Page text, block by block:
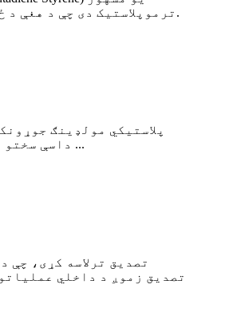
ترموپلاستیک دی چې د هغې د ځواک، سختۍ او مولډیبلیت لپاره کارول کیږي. مګر هر جوړونکی د لوړ ... رسولو لپاره سم وسایل، تجربه، یا معیارونه نلري.
داسې سختو غوښتنلیکونو کې، د کیفیت دوامداره ساتل یوازې مهم ندي - دا اړین دي. دلته دا ده چې څنګه جوړونکي ډاډ ترلاسه کوي چې ای ...
تصدیق زموږ د داخلي